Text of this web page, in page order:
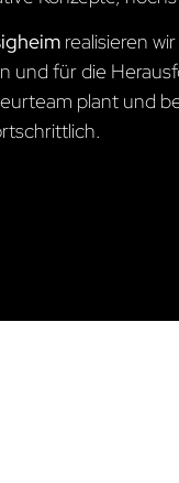
realisieren
und für die
plant und